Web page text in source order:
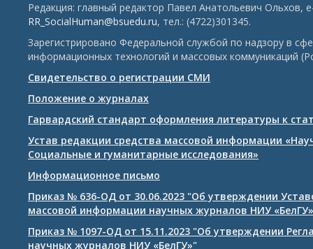
Редакция: главный редактор Павел Анатольевич Ольхов,
RR_SocialHuman@bsuedu.ru, тел.: (4722)301345.
Зарегистрировано Федеральной службой по надзору в
информационных технологий и массовых коммуникаций
Свидетельство о регистрации СМИ
Положение о журналах
Гарвардский стандарт оформления литературы к
Устав редакции средства массовой информации
Социальные и гуманитарные исследования»
Информационное письмо
Приказ № 636-ОД от 30.06.2023 "Об утверждении
массовой информации научных журналов НИУ «БелГУ»
Приказ № 1097-ОД от 15.11.2023 "Об утверждении
научных журналов НИУ «БелГУ»"